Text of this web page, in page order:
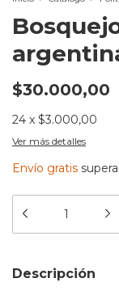
$30.000,00
24 x $3.000,00
Ver más detalles
Envío gratis
Descripción